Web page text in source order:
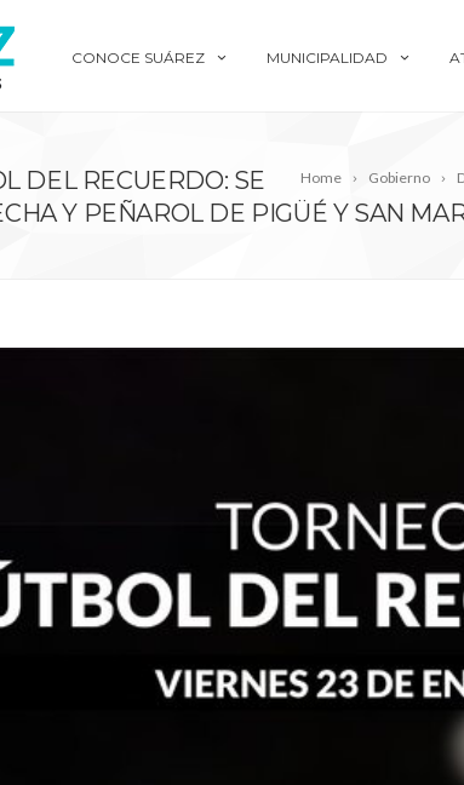
CONOCE SUÁREZ MUNICIPALIDAD
Home Gobierno
DEL RECUERDO: SE
Y PEÑAROL DE PIGÜÉ Y SAN